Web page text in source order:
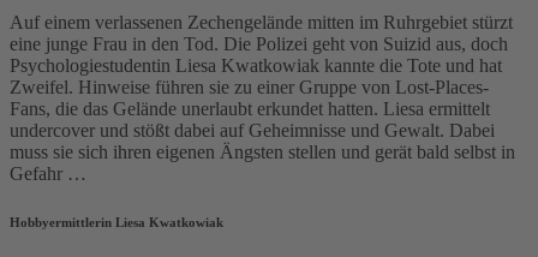
Auf einem verlassenen Zechengelände mitten im Ruhrgebiet stürzt
eine junge Frau in den Tod. Die Polizei geht von Suizid aus, doch
Psychologiestudentin Liesa Kwatkowiak kannte die Tote und hat
Zweifel. Hinweise führen sie zu einer Gruppe von Lost-Places-
Fans, die das Gelände unerlaubt erkundet hatten. Liesa ermittelt
undercover und stößt dabei auf Geheimnisse und Gewalt. Dabei
muss sie sich ihren eigenen Ängsten stellen und gerät bald selbst in
Gefahr …
Hobbyermittlerin Liesa Kwatkowiak